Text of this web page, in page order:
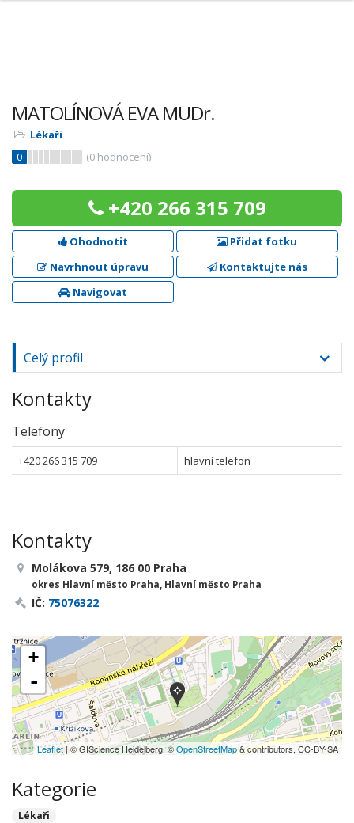
MATOLÍNOVÁ EVA MUDr.
Lékaři
0
(0 hodnocení)
+420 266 315 709
Ohodnotit
Přidat fotku
Navrhnout úpravu
Kontaktujte nás
Navigovat
Celý profil
Kontakty
Telefony
+420 266 315 709 hlavní telefon
Kontakty
Molákova 579, 186 00 Praha
okres Hlavní město Praha, Hlavní město Praha
IČ: 75076322
+
-
Leaflet| © GIScience Heidelberg, ©OpenStreetMap& contributors, CC-BY-SA
Kategorie
Lékaři